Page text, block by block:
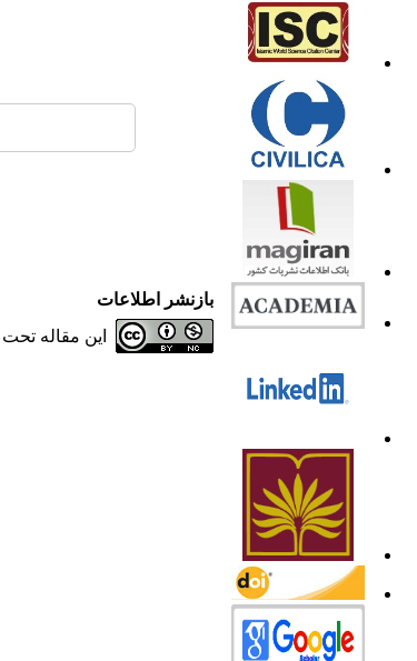
بازنشر اطلاعات
این مقاله